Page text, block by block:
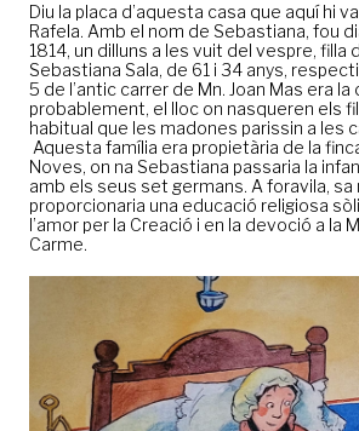
Diu la placa d’aquesta casa que aquí hi
Rafela. Amb el nom de Sebastiana, fou
1814, un dilluns a les vuit del vespre, filla
Sebastiana Sala, de 61 i 34 anys,
5 de l’antic carrer de Mn. Joan Mas era la
probablement, el lloc on nasqueren els
habitual que les madones parissin a les
Aquesta família era propietària de la
Noves, on na Sebastiana passaria la
amb els seus set germans. A foravila, sa
proporcionaria una educació religiosa
l’amor per la Creació i en la devoció a la
Carme.